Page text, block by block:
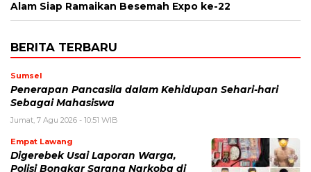
Alam Siap Ramaikan Besemah Expo ke-22
BERITA TERBARU
Sumsel
Penerapan Pancasila dalam Kehidupan Sehari-hari
Sebagai Mahasiswa
Jumat, 7 Agu 2026 - 10:51 WIB
Empat Lawang
Digerebek Usai Laporan Warga,
Polisi Bongkar Sarang Narkoba di